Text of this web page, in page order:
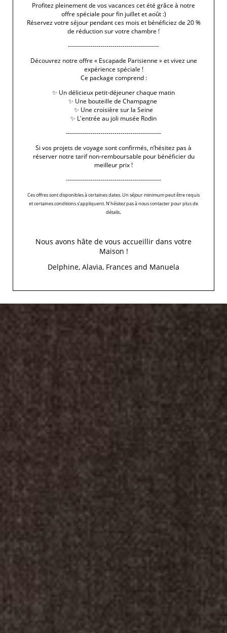
Profitez pleinement de vos vacances cet été grâce à notre
offre spéciale pour fin juillet et août :)
Réservez votre séjour pendant ces mois et bénéficiez de 20 %
de réduction sur votre chambre !
---------------------------------------------
Découvrez notre offre « Escapade Parisienne » et vivez une
expérience spéciale !
Ce package comprend :
✨ Un délicieux petit-déjeuner chaque matin
✨ Une bouteille de Champagne
✨ Une croisière sur la Seine
✨ L'entrée au joli musée Rodin
-----------------------------------------------
Si vos projets de voyage sont confirmés, n’hésitez pas à
réserver notre tarif non-remboursable pour bénéficier du
meilleur prix !
-----------------------------------------------
Ces offres sont disponibles à certaines dates. Un séjour minimum peut être requis
et certaines conditions s’appliquent. N’hésitez pas à nous contacter pour plus de
détails.
Nous avons hâte de vous accueillir dans votre
Maison !
Delphine, Alavia, Frances and Manuela